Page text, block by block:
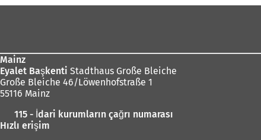
Mainz
Eyalet Başkenti Stadthaus Große Bleiche
Große Bleiche 46/Löwenhofstraße 1
55116 Mainz
115 - İdari kurumların çağrı numarası
Hızlı erişim